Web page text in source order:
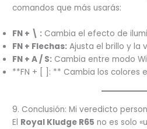
comandos que más usarás:
FN + \ : Cambia el efecto de
FN + Flechas: Ajusta el brillo y la
FN + A / S: Cambia entre modo
**FN + [ ]: ** Cambia los colores
9. Conclusión: Mi veredicto
El Royal Kludge R65 no es solo